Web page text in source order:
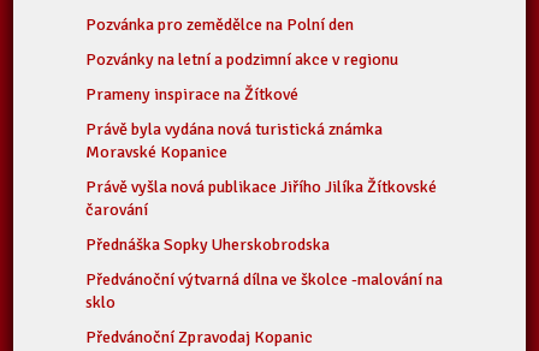
Pozvánka pro zemědělce na Polní den
Pozvánky na letní a podzimní akce v regionu
Prameny inspirace na Žítkové
Právě byla vydána nová turistická známka
Moravské Kopanice
Právě vyšla nová publikace Jiřího Jilíka Žítkovské
čarování
Přednáška Sopky Uherskobrodska
Předvánoční výtvarná dílna ve školce -malování na
sklo
Předvánoční Zpravodaj Kopanic